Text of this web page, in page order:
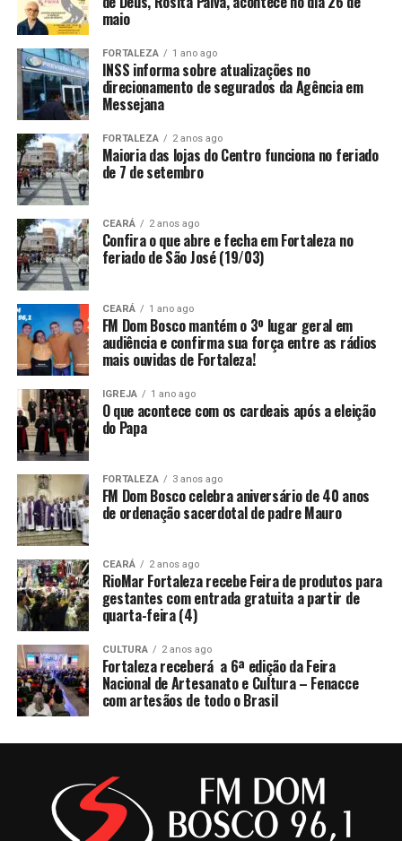
maio
FORTALEZA 1 ano ago
INSS informa sobre atualizações no
direcionamento de segurados da Agência em
Messejana
FORTALEZA 2 anos ago
Maioria das lojas do Centro funciona no feriado
de 7 de setembro
CEARÁ 2 anos ago
Confira o que abre e fecha em Fortaleza no
feriado de São José (19/03)
CEARÁ 1 ano ago
FM Dom Bosco mantém o 3º lugar geral em
audiência e confirma sua força entre as rádios
mais ouvidas de Fortaleza!
IGREJA 1 ano ago
O que acontece com os cardeais após a eleição
do Papa
FORTALEZA 3 anos ago
FM Dom Bosco celebra aniversário de 40 anos
de ordenação sacerdotal de padre Mauro
CEARÁ 2 anos ago
RioMar Fortaleza recebe Feira de produtos para
gestantes com entrada gratuita a partir de
quarta-feira (4)
CULTURA 2 anos ago
Fortaleza receberá a 6ª edição da Feira
Nacional de Artesanato e Cultura – Fenacce
com artesãos de todo o Brasil